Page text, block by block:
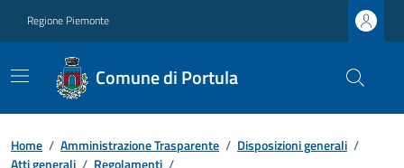
Regione Piemonte
Comune di Portula
Home / Amministrazione Trasparente / Disposizioni generali /
Atti generali / Regolamenti /